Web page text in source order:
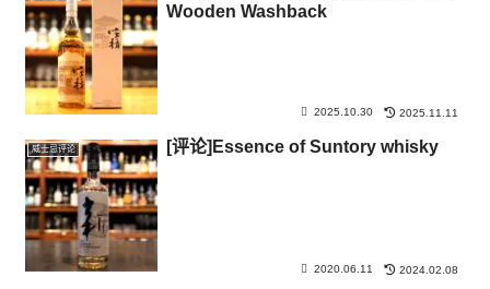
Wooden Washback
2025.10.30 2025.11.11
威士忌评论 [评论]Essence of Suntory whisky
2020.06.11 2024.02.08